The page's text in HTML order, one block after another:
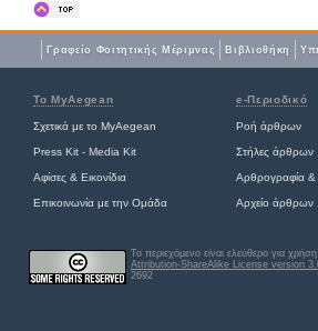
Γραφείο Φοιτητικής Μέριμνας Βιβλιοθήκη
Το MyAegean e-Περιοδικό
Σχετικά με το MyAegean Ροή άρθρων
Press Kit - Media Kit Στήλες άρθρων
Αφίσες & Εικονίδια Αρθρογραφία &
Επικοινωνία με την Ομάδα Αρχείο άρθρων
Το περιεχόμενο είναι ελεύθερο για
Attribution-ShareAlike License version
2692